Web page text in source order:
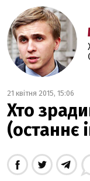
21 квітня 2015, 15:06
Хто
(останнє